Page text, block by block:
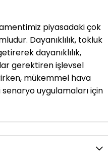
piyasadaki çok
Dayanıklılık, tokluk
dayanıklılık,
gerektiren işlevsel
mükemmel hava
uygulamaları için